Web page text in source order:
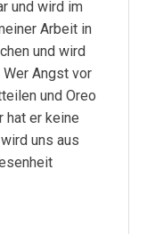
und wird im
Arbeit in
und wird
Angst vor
und Oreo
hat er keine
uns aus